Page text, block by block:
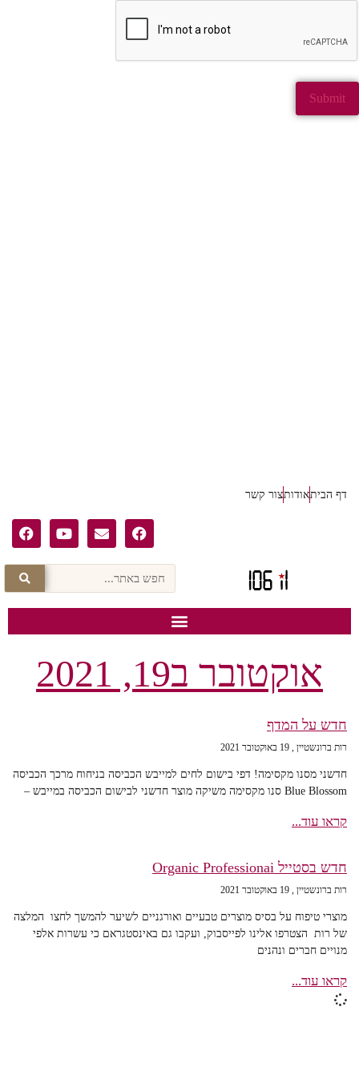
דף הביתאודותצור קשר
אוקטובר ב19, 2021
חדש על המדף
רות ברונשטיין 19 באוקטובר 2021
חדשני מסנו מקסימה! דפי בישום לחים למייבש הכביסה בניחוח מרכך הכביסה
Blue Blossom סנו מקסימה משיקה מוצר חדשני לבישום הכביסה במייבש –
קראו עוד...
חדש בסטייל Organic Professionai
רות ברונשטיין 19 באוקטובר 2021
מוצרי טיפוח על בסיס מוצרים טבעיים ואורגניים לשיער להמשך לחצו המלצה
של רות הצטרפו אלינו לפייסבוק, ועקבו גם באינסטגראם כי עשרות אלפי
מנויים חברים ונהנים
קראו עוד...